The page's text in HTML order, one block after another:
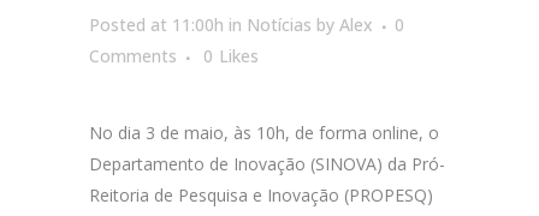
Posted at 11:00h in Notícias by Alex
0
Comments
0 Likes
No dia 3 de maio, às 10h, de forma online, o
Departamento de Inovação (SINOVA) da Pró-
Reitoria de Pesquisa e Inovação (PROPESQ)